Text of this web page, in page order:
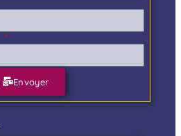
Envoyer